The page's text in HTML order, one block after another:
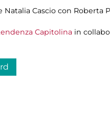
Natalia Cascio con Roberta
Capitolina in